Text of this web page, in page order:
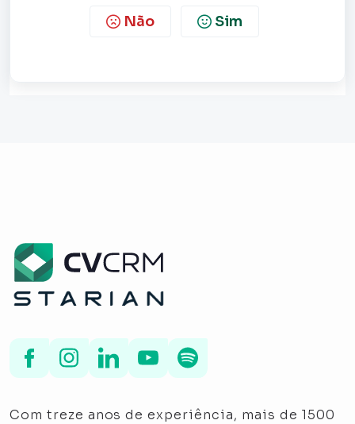
Não Sim
Com treze anos de experiência, mais de 1500